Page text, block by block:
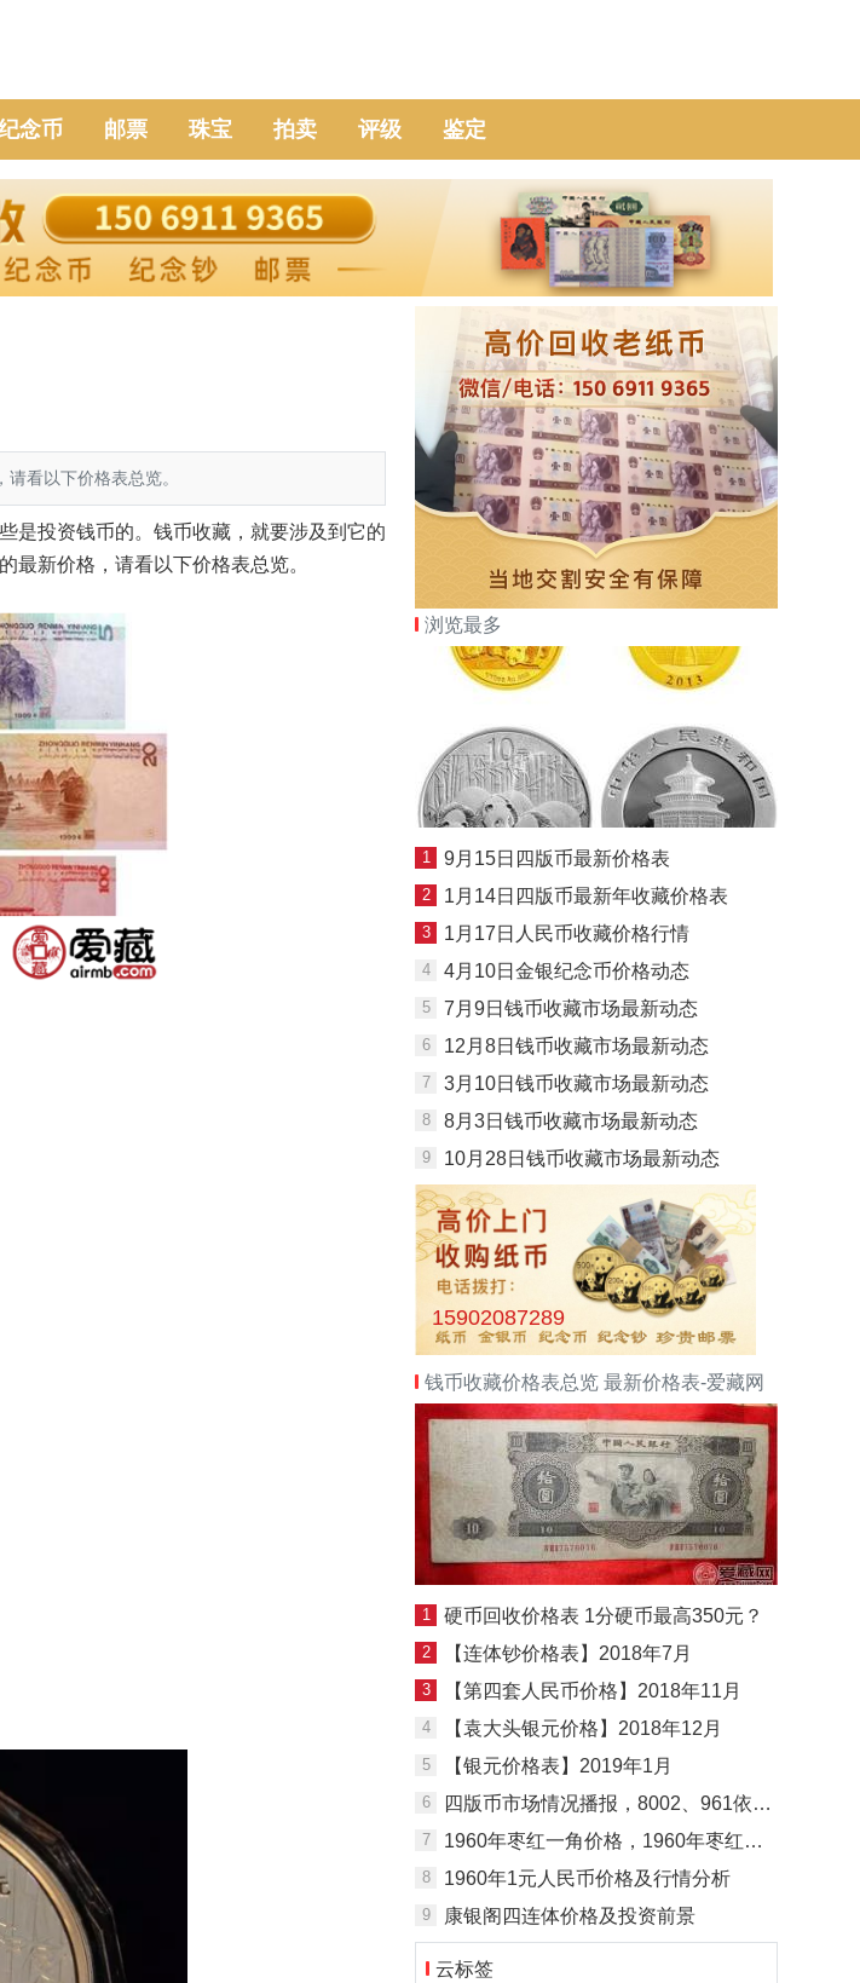
念币 邮票 珠宝 拍卖 评级 鉴定
看以下价格表总览。
是投资钱币的。钱币收藏，就要涉及到它的
最新价格，请看以下价格表总览。
浏览最多
1 9月15日四版币最新价格表
2 1月14日四版币最新年收藏价格表
3 1月17日人民币收藏价格行情
4 4月10日金银纪念币价格动态
5 7月9日钱币收藏市场最新动态
6 12月8日钱币收藏市场最新动态
7 3月10日钱币收藏市场最新动态
8 8月3日钱币收藏市场最新动态
9 10月28日钱币收藏市场最新动态
15902087289
钱币收藏价格表总览 最新价格表-爱藏网
1 硬币回收价格表 1分硬币最高350元？
2 【连体钞价格表】2018年7月
3 【第四套人民币价格】2018年11月
4 【袁大头银元价格】2018年12月
5 【银元价格表】2019年1月
6 四版币市场情况播报，8002、961依旧走软！
7 1960年枣红一角价格，1960年枣红一角价格一览表
8 1960年1元人民币价格及行情分析
9 康银阁四连体价格及投资前景
云标签